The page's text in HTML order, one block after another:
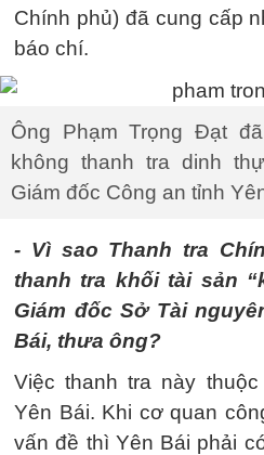
Chính phủ) đã cung cấp
báo chí.
Ông Phạm Trọng Đạt
không thanh tra dinh
Giám đốc Công an tỉnh
- Vì sao Thanh tra
thanh tra khối tài sản
Giám đốc Sở Tài
Bái, thưa ông?
Việc thanh tra này
Yên Bái. Khi cơ quan
vấn đề thì Yên Bái phải